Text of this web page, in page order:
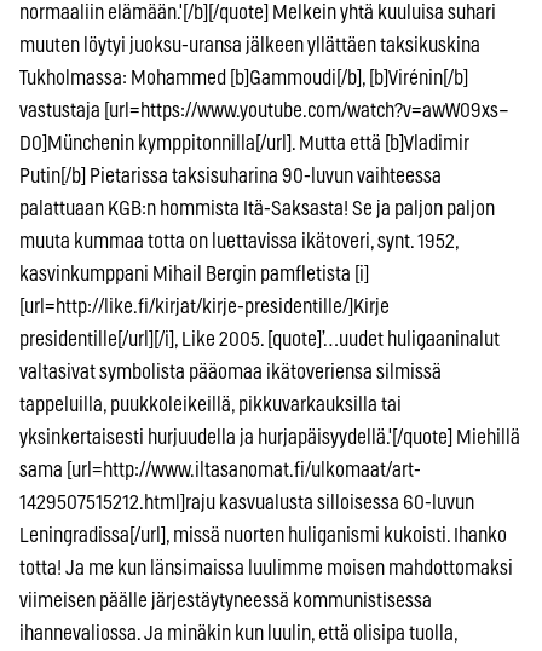
normaaliin elämään.'[/b][/quote] Melkein yhtä kuuluisa suhari
muuten löytyi juoksu-uransa jälkeen yllättäen taksikuskina
Tukholmassa: Mohammed [b]Gammoudi[/b], [b]Virénin[/b]
vastustaja [url=https://www.youtube.com/watch?v=awW09xs–
D0]Münchenin kymppitonnilla[/url]. Mutta että [b]Vladimir
Putin[/b] Pietarissa taksisuharina 90-luvun vaihteessa
palattuaan KGB:n hommista Itä-Saksasta! Se ja paljon paljon
muuta kummaa totta on luettavissa ikätoveri, synt. 1952,
kasvinkumppani Mihail Bergin pamfletista [i]
[url=http://like.fi/kirjat/kirje-presidentille/]Kirje
presidentille[/url][/i], Like 2005. [quote]’…uudet huligaaninalut
valtasivat symbolista pääomaa ikätoveriensa silmissä
tappeluilla, puukkoleikeillä, pikkuvarkauksilla tai
yksinkertaisesti hurjuudella ja hurjapäisyydellä.'[/quote] Miehillä
sama [url=http://www.iltasanomat.fi/ulkomaat/art-
1429507515212.html]raju kasvualusta silloisessa 60-luvun
Leningradissa[/url], missä nuorten huliganismi kukoisti. Ihanko
totta! Ja me kun länsimaissa luulimme moisen mahdottomaksi
viimeisen päälle järjestäytyneessä kommunistisessa
ihannevaliossa. Ja minäkin kun luulin, että olisipa tuolla,